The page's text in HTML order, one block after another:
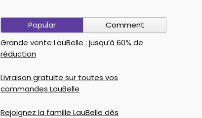
Popular
Comment
Grande vente LauBelle : jusqu’à 60% de
réduction
Livraison gratuite sur toutes vos
commandes LauBelle
Rejoignez la famille LauBelle dès